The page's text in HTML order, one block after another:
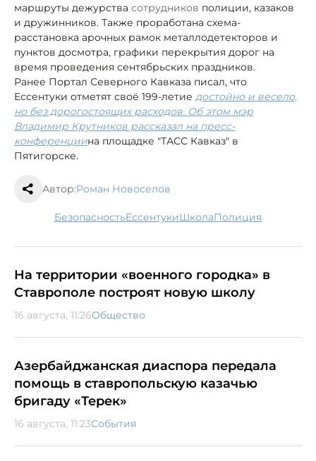
маршруты дежурства сотрудников полиции, казаков
и дружинников. Также проработана схема-
расстановка арочных рамок металлодетекторов и
пунктов досмотра, графики перекрытия дорог на
время проведения сентябрьских праздников.
Ранее Портал Северного Кавказа писал, что
Ессентуки отметят своё 199-летие достойно и весело,
но без дорогостоящих расходов. Об этом мэр
Владимир Крутников рассказал на пресс-
конференциина площадке "ТАСС Кавказ" в
Пятигорске.
Автор:Роман Новоселов
безопасность Ессентуки школа полиция
На территории «военного городка» в
Ставрополе построят новую школу
16 августа, 11:26Общество
Азербайджанская диаспора передала
помощь в ставропольскую казачью
бригаду «Терек»
16 августа, 11:23События